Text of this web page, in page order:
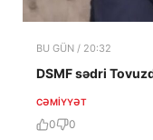
BU GÜN / 20:32
DSMF sədri
CƏMIYYƏT
0 0